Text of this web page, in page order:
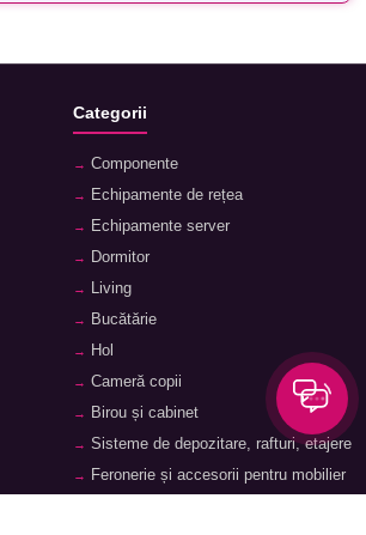
Categorii
Componente
Echipamente de rețea
Echipamente server
Dormitor
Living
Bucătărie
Hol
Cameră copii
Birou și cabinet
Sisteme de depozitare, rafturi, etajere
Feronerie și accesorii pentru mobilier